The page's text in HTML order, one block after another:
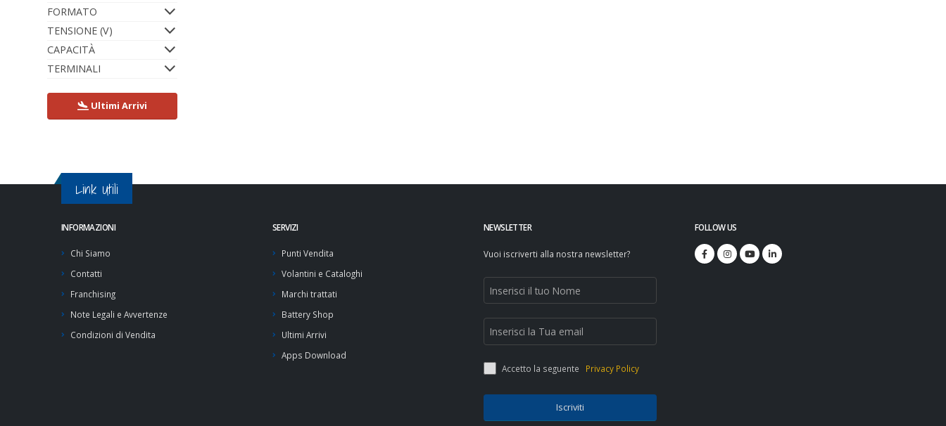
FORMATO
TENSIONE (V)
CAPACITÀ
TERMINALI
Ultimi Arrivi
Link Utili
INFORMAZIONI
Chi Siamo
Contatti
Franchising
Note Legali e Avvertenze
Condizioni di Vendita
SERVIZI
Punti Vendita
Volantini e Cataloghi
Marchi trattati
Battery Shop
Ultimi Arrivi
Apps Download
NEWSLETTER
Vuoi iscriverti alla nostra newsletter?
Accetto la seguente Privacy Policy
Iscriviti
FOLLOW US